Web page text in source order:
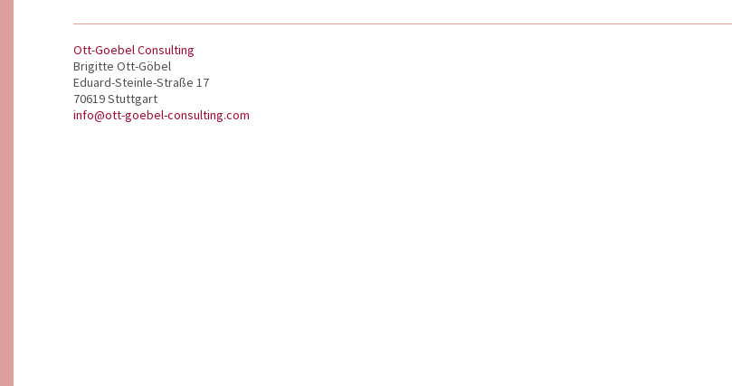
Ott-Goebel Consulting
Brigitte Ott-Göbel
Eduard-Steinle-Straße 17
70619 Stuttgart
info@ott-goebel-consulting.com